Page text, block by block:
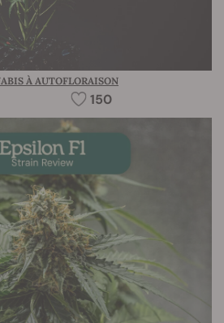
À AUTOFLORAISON
150